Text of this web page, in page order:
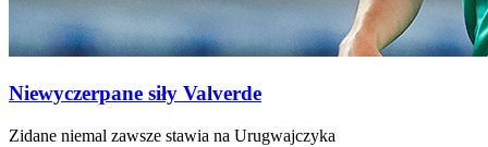
Niewyczerpane siły Valverde
Zidane niemal zawsze stawia na Urugwajczyka